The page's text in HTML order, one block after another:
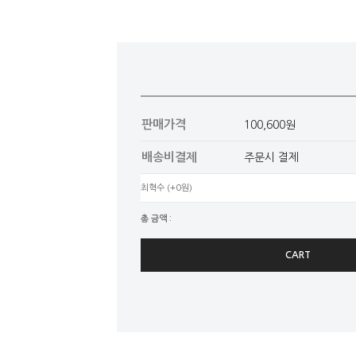
판매가격 100,600원
배송비결제 주문시 결제
최혁수 (+0원)
총 금액 :